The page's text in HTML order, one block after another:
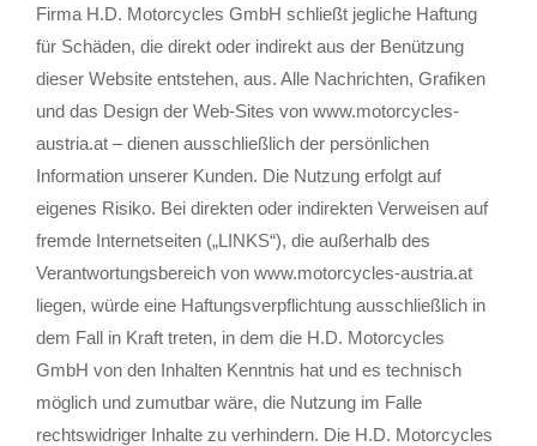
Firma H.D. Motorcycles GmbH schließt jegliche Haftung
für Schäden, die direkt oder indirekt aus der Benützung
dieser Website entstehen, aus. Alle Nachrichten, Grafiken
und das Design der Web-Sites von www.motorcycles-
austria.at – dienen ausschließlich der persönlichen
Information unserer Kunden. Die Nutzung erfolgt auf
eigenes Risiko. Bei direkten oder indirekten Verweisen auf
fremde Internetseiten („LINKS“), die außerhalb des
Verantwortungsbereich von www.motorcycles-austria.at
liegen, würde eine Haftungsverpflichtung ausschließlich in
dem Fall in Kraft treten, in dem die H.D. Motorcycles
GmbH von den Inhalten Kenntnis hat und es technisch
möglich und zumutbar wäre, die Nutzung im Falle
rechtswidriger Inhalte zu verhindern. Die H.D. Motorcycles